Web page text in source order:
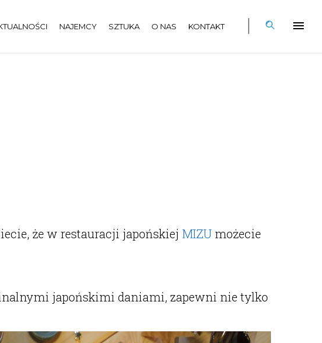
NAJEMCY SZTUKA O NAS KONTAKT
że w restauracji japońskiej MIZU możecie
japońskimi daniami, zapewni nie tylko